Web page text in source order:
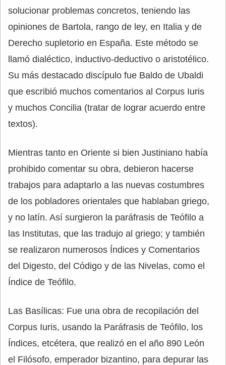
solucionar problemas concretos, teniendo las
opiniones de Bartola, rango de ley, en Italia y de
Derecho supletorio en España. Este método se
llamó dialéctico, inductivo-deductivo o aristotélico.
Su más destacado discípulo fue Baldo de Ubaldi
que escribió muchos comentarios al Corpus Iuris
y muchos Concilia (tratar de lograr acuerdo entre
textos).
Mientras tanto en Oriente si bien Justiniano había
prohibido comentar su obra, debieron hacerse
trabajos para adaptarlo a las nuevas costumbres
de los pobladores orientales que hablaban griego,
y no latín. Así surgieron la paráfrasis de Teófilo a
las Institutas, que las tradujo al griego; y también
se realizaron numerosos Índices y Comentarios
del Digesto, del Código y de las Nivelas, como el
Índice de Teófilo.
Las Basílicas: Fue una obra de recopilación del
Corpus Iuris, usando la Paráfrasis de Teófilo, los
Índices, etcétera, que realizó en el año 890 León
el Filósofo, emperador bizantino, para depurar las